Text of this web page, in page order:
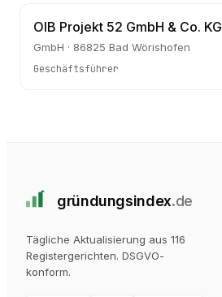
OIB Projekt 52 GmbH & Co. KG
GmbH · 86825 Bad Wörishofen
Geschäftsführer
gründungsindex.de
Tägliche Aktualisierung aus 116
Registergerichten. DSGVO-
konform.